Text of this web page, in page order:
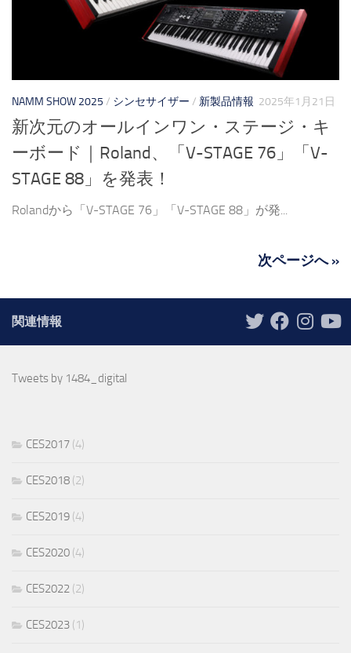
NAMM SHOW 2025 / シンセサイザー / 新製品情報 2025年1月21日
新次元のオールインワン・ステージ・キ
ーボード｜Roland、「V-STAGE 76」「V-
STAGE 88」を発表！
Rolandから「V-STAGE 76」「V-STAGE 88」が発...
次ページへ »
関連情報
Tweets by 1484_digital
CES2017 (4)
CES2018 (2)
CES2019 (4)
CES2020 (4)
CES2022 (2)
CES2023 (1)